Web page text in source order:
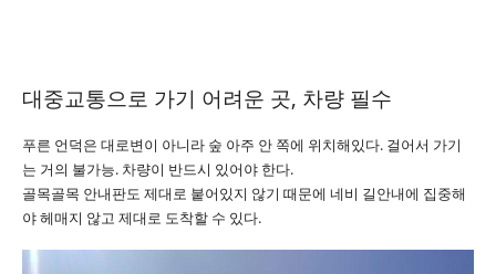
대중교통으로 가기 어려운 곳, 차량 필수
푸른 언덕은 대로변이 아니라 숲 아주 안 쪽에 위치해있다. 걸어서 가기
는 거의 불가능. 차량이 반드시 있어야 한다.
골목골목 안내판도 제대로 붙어있지 않기 때문에 네비 길안내에 집중해
야 헤매지 않고 제대로 도착할 수 있다.